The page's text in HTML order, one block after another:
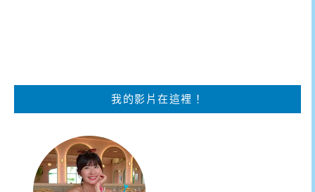
我的影片在這裡！